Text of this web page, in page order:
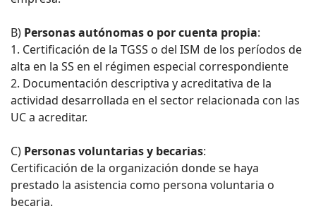
B) Personas autónomas o por cuenta propia:
1. Certificación de la TGSS o del ISM de los períodos de
alta en la SS en el régimen especial correspondiente
2. Documentación descriptiva y acreditativa de la
actividad desarrollada en el sector relacionada con las
UC a acreditar.
C) Personas voluntarias y becarias:
Certificación de la organización donde se haya
prestado la asistencia como persona voluntaria o
becaria.